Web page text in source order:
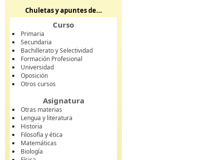
Chuletas y apuntes de...
Curso
Primaria
Secundaria
Bachillerato y Selectividad
Formación Profesional
Universidad
Oposición
Otros cursos
Asignatura
Otras materias
Lengua y literatura
Historia
Filosofía y ética
Matemáticas
Biología